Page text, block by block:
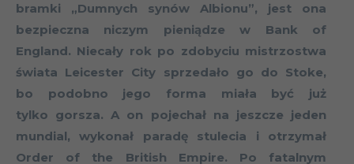
bramki „Dumnych synów Albionu”, jest ona
bezpieczna niczym pieniądze w Bank of
England. Niecały rok po zdobyciu mistrzostwa
świata Leicester City sprzedało go do Stoke,
bo podobno jego forma miała być już
tylko gorsza. A on pojechał na jeszcze jeden
mundial, wykonał paradę stulecia i otrzymał
Order of the British Empire. Po fatalnym